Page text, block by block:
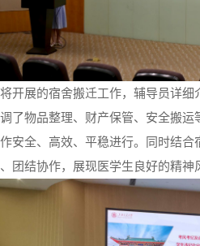
开展的宿舍搬迁工作，辅导员详
了物品整理、财产保管、安全搬运
安全、高效、平稳进行。同时结
团结协作，展现医学生良好的精神